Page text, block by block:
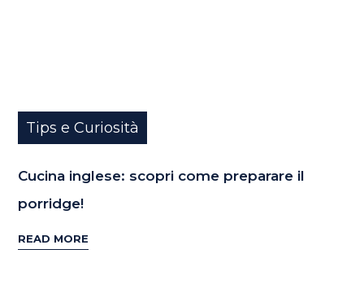
Tips e Curiosità
Cucina inglese: scopri come preparare il
porridge!
READ MORE